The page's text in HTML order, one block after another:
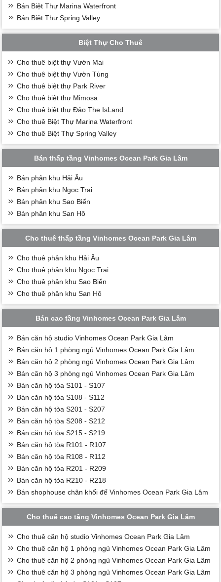
Bán Biệt Thự Marina Waterfront
Bán Biệt Thự Spring Valley
Biệt Thự Cho Thuê
Cho thuê biệt thự Vườn Mai
Cho thuê biệt thự Vườn Tùng
Cho thuê biệt thự Park River
Cho thuê biệt thự Mimosa
Cho thuê biệt thự Đảo The IsLand
Cho thuê Biệt Thự Marina Waterfront
Cho thuê Biệt Thự Spring Valley
Bán thấp tầng Vinhomes Ocean Park Gia Lâm
Bán phân khu Hải Âu
Bán phân khu Ngọc Trai
Bán phân khu Sao Biển
Bán phân khu San Hô
Cho thuê thấp tầng Vinhomes Ocean Park Gia Lâm
Cho thuê phân khu Hải Âu
Cho thuê phân khu Ngọc Trai
Cho thuê phân khu Sao Biển
Cho thuê phân khu San Hô
Bán cao tầng Vinhomes Ocean Park Gia Lâm
Bán căn hộ studio Vinhomes Ocean Park Gia Lâm
Bán căn hộ 1 phòng ngủ Vinhomes Ocean Park Gia Lâm
Bán căn hộ 2 phòng ngủ Vinhomes Ocean Park Gia Lâm
Bán căn hộ 3 phòng ngủ Vinhomes Ocean Park Gia Lâm
Bán căn hộ tòa S101 - S107
Bán căn hộ tòa S108 - S112
Bán căn hộ tòa S201 - S207
Bán căn hộ tòa S208 - S212
Bán căn hộ tòa S215 - S219
Bán căn hộ tòa R101 - R107
Bán căn hộ tòa R108 - R112
Bán căn hộ tòa R201 - R209
Bán căn hộ tòa R210 - R218
Bán shophouse chân khối đế Vinhomes Ocean Park Gia Lâm
Cho thuê cao tầng Vinhomes Ocean Park Gia Lâm
Cho thuê căn hộ studio Vinhomes Ocean Park Gia Lâm
Cho thuê căn hộ 1 phòng ngủ Vinhomes Ocean Park Gia Lâm
Cho thuê căn hộ 2 phòng ngủ Vinhomes Ocean Park Gia Lâm
Cho thuê căn hộ 3 phòng ngủ Vinhomes Ocean Park Gia Lâm